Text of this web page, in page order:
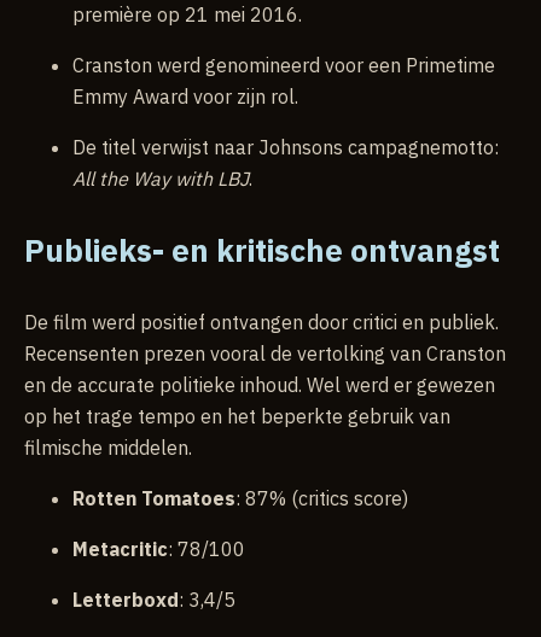
première op 21 mei 2016.
Cranston werd genomineerd voor een Primetime
Emmy Award voor zijn rol.
De titel verwijst naar Johnsons campagnemotto:
All the Way with LBJ.
Publieks- en kritische ontvangst
De film werd positief ontvangen door critici en publiek.
Recensenten prezen vooral de vertolking van Cranston
en de accurate politieke inhoud. Wel werd er gewezen
op het trage tempo en het beperkte gebruik van
filmische middelen.
Rotten Tomatoes: 87% (critics score)
Metacritic: 78/100
Letterboxd: 3,4/5